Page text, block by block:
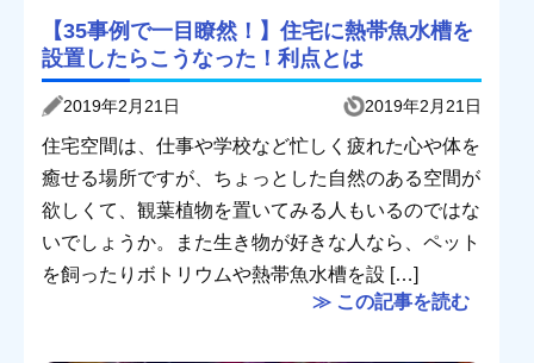
【35事例で一目瞭然！】住宅に熱帯魚水槽を
設置したらこうなった！利点とは
2019年2月21日 2019年2月21日
住宅空間は、仕事や学校など忙しく疲れた心や体を
癒せる場所ですが、ちょっとした自然のある空間が
欲しくて、観葉植物を置いてみる人もいるのではな
いでしょうか。また生き物が好きな人なら、ペット
を飼ったりボトリウムや熱帯魚水槽を設 […]
≫ この記事を読む